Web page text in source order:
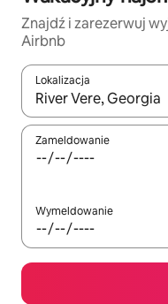
Znajdź i zarezerwuj
Airbnb
Lokalizacja
Gdy wyniki będą
Zameldowanie
Wymeldowanie